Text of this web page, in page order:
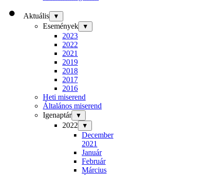
Aktuális ▼
Események ▼
2023
2022
2021
2019
2018
2017
2016
Heti miserend
Általános miserend
Igenaptár
▼
2022 ▼
December
2021
Január
Február
Március